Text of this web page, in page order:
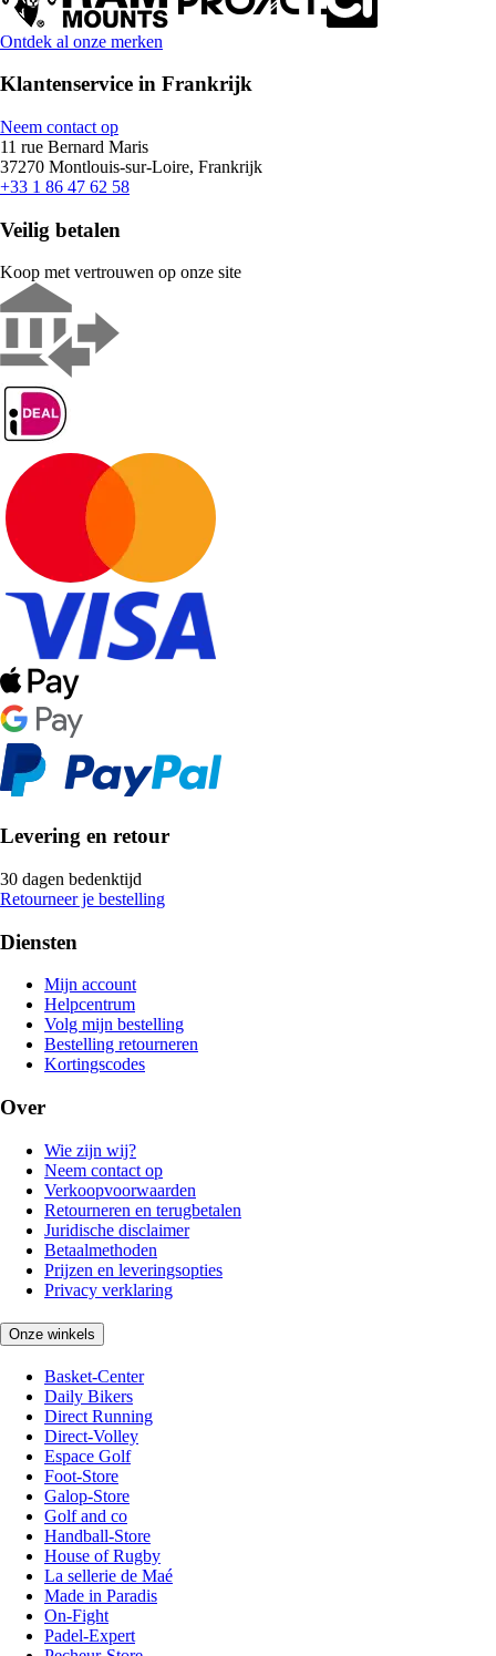
Ontdek al onze merken
Klantenservice in Frankrijk
Neem contact op
11 rue Bernard Maris
37270 Montlouis-sur-Loire, Frankrijk
+33 1 86 47 62 58
Veilig betalen
Koop met vertrouwen op onze site
Levering en retour
30 dagen bedenktijd
Retourneer je bestelling
Diensten
Mijn account
Helpcentrum
Volg mijn bestelling
Bestelling retourneren
Kortingscodes
Over
Wie zijn wij?
Neem contact op
Verkoopvoorwaarden
Retourneren en terugbetalen
Juridische disclaimer
Betaalmethoden
Prijzen en leveringsopties
Privacy verklaring
Onze winkels
Basket-Center
Daily Bikers
Direct Running
Direct-Volley
Espace Golf
Foot-Store
Galop-Store
Golf and co
Handball-Store
House of Rugby
La sellerie de Maé
Made in Paradis
On-Fight
Padel-Expert